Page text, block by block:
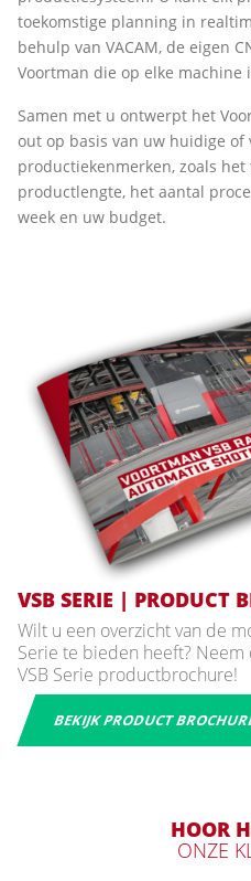
toekomstige planning in
behulp van VACAM, de eigen
Voortman die op elke machine
Samen met u ontwerpt het
out op basis van uw huidige of
productiekenmerken, zoals
productlengte, het aantal
week en uw budget.
VSB SERIE | PRODUCT
Wilt u een overzicht van de
Serie te bieden heeft?
VSB Serie productbrochure!
BEKIJK PRODUCT
HOOR
ONZE